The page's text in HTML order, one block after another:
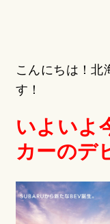
こんにちは！北
す！
いよいよ
カーのデ